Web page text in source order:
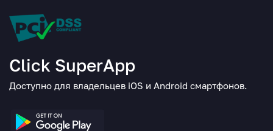
Click SuperApp
Доступно для владельцев iOS и Android смартфонов.